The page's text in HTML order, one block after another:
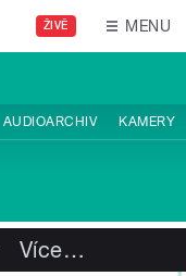
ŽIVĚ MENU
AUDIOARCHIV KAMERY
Více…